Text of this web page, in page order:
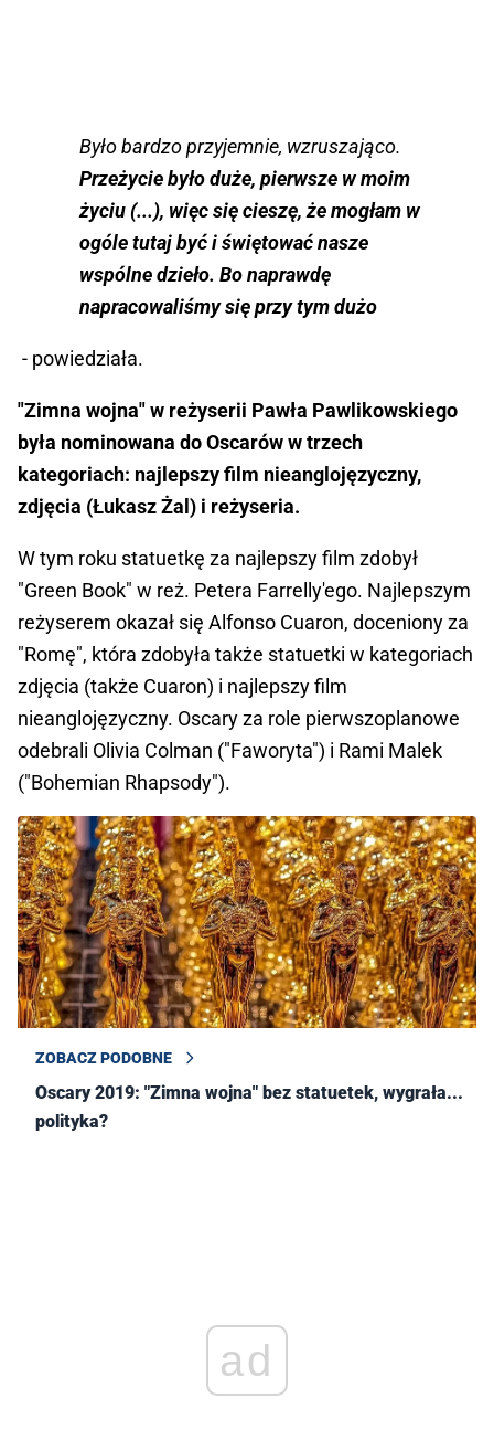
Było bardzo przyjemnie, wzruszająco.
Przeżycie było duże, pierwsze w moim
życiu (...), więc się cieszę, że mogłam w
ogóle tutaj być i świętować nasze
wspólne dzieło. Bo naprawdę
napracowaliśmy się przy tym dużo
- powiedziała.
"Zimna wojna" w reżyserii Pawła Pawlikowskiego
była nominowana do Oscarów w trzech
kategoriach: najlepszy film nieanglojęzyczny,
zdjęcia (Łukasz Żal) i reżyseria.
W tym roku statuetkę za najlepszy film zdobył
"Green Book" w reż. Petera Farrelly'ego. Najlepszym
reżyserem okazał się Alfonso Cuaron, doceniony za
"Romę", która zdobyła także statuetki w kategoriach
zdjęcia (także Cuaron) i najlepszy film
nieanglojęzyczny. Oscary za role pierwszoplanowe
odebrali Olivia Colman ("Faworyta") i Rami Malek
("Bohemian Rhapsody").
ZOBACZ PODOBNE
Oscary 2019: "Zimna wojna" bez statuetek, wygrała...
polityka?
ad